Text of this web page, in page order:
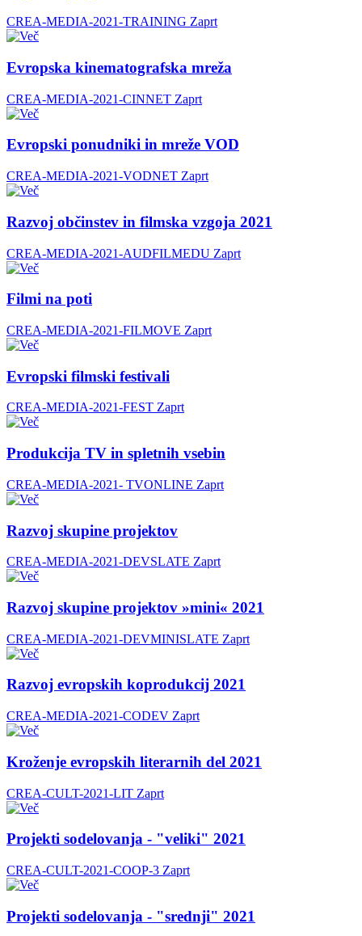
CREA-MEDIA-2021-TRAINING Zaprt
Evropska kinematografska mreža
CREA-MEDIA-2021-CINNET Zaprt
Evropski ponudniki in mreže VOD
CREA-MEDIA-2021-VODNET Zaprt
Razvoj občinstev in filmska vzgoja 2021
CREA-MEDIA-2021-AUDFILMEDU Zaprt
Filmi na poti
CREA-MEDIA-2021-FILMOVE Zaprt
Evropski filmski festivali
CREA-MEDIA-2021-FEST Zaprt
Produkcija TV in spletnih vsebin
CREA-MEDIA-2021- TVONLINE Zaprt
Razvoj skupine projektov
CREA-MEDIA-2021-DEVSLATE Zaprt
Razvoj skupine projektov »mini« 2021
CREA-MEDIA-2021-DEVMINISLATE Zaprt
Razvoj evropskih koprodukcij 2021
CREA-MEDIA-2021-CODEV Zaprt
Kroženje evropskih literarnih del 2021
CREA-CULT-2021-LIT Zaprt
Projekti sodelovanja - "veliki" 2021
CREA-CULT-2021-COOP-3 Zaprt
Projekti sodelovanja - "srednji" 2021